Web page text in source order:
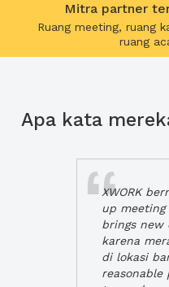
Mitra partner
Ruang meeting, ruang
ruang
Apa kata
XWORK
up
brings new
karena
di lokasi
reasonable